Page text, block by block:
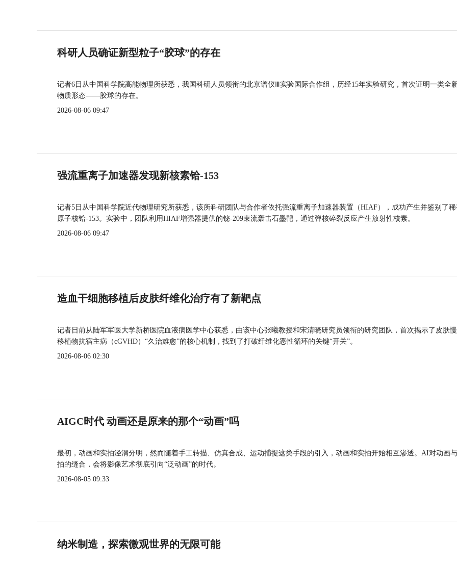
科研人员确证新型粒子“胶球”的存在
记者6日从中国科学院高能物理所获悉，我国科研人员领衔的北京谱仪Ⅲ实验国际合作组，历经15年实验研究，首次证明一类全
物质形态——胶球的存在。
2026-08-06 09:47
强流重离子加速器发现新核素铪-153
记者5日从中国科学院近代物理研究所获悉，该所科研团队与合作者依托强流重离子加速器装置（HIAF），成功产生并鉴别了
原子核铪-153。实验中，团队利用HIAF增强器提供的铋-209束流轰击石墨靶，通过弹核碎裂反应产生放射性核素。
2026-08-06 09:47
造血干细胞移植后皮肤纤维化治疗有了新靶点
记者日前从陆军军医大学新桥医院血液病医学中心获悉，由该中心张曦教授和宋清晓研究员领衔的研究团队，首次揭示了皮肤
移植物抗宿主病（cGVHD）“久治难愈”的核心机制，找到了打破纤维化恶性循环的关键“开关”。
2026-08-06 02:30
AIGC时代 动画还是原来的那个“动画”吗
最初，动画和实拍泾渭分明，然而随着手工转描、仿真合成、运动捕捉这类手段的引入，动画和实拍开始相互渗透。AI对动画
拍的缝合，会将影像艺术彻底引向“泛动画”的时代。
2026-08-05 09:33
纳米制造，探索微观世界的无限可能